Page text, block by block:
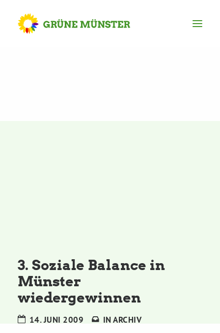
Grünes Zentrum
Personen
3. Soziale Balance in
Münster
wiedergewinnen
14. JUNI 2009 INARCHIV